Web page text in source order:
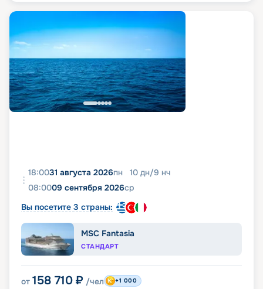
18:0031 августа 2026пн 10 дн/9 нч
08:0009 сентября 2026ср
Вы посетите 3 страны:
MSC Fantasia
СТАНДАРТ
от 158 710 ₽ /чел +1 000